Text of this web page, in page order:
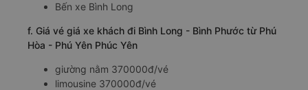
Bến xe Bình Long
f. Giá vé giá xe khách đi Bình Long - Bình Phước từ Phú
Hòa - Phú Yên Phúc Yên
giường nằm 370000đ/vé
limousine 370000đ/vé